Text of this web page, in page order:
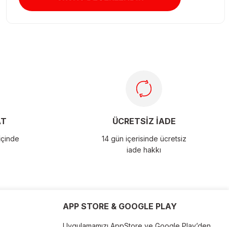
ÜCRETSİZ İADE
14 gün içerisinde ücretsiz
iade hakkı
APP STORE & GOOGLE PLAY